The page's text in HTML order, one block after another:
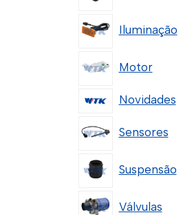
Iluminação
Motor
Novidades
Sensores
Suspensão
Válvulas